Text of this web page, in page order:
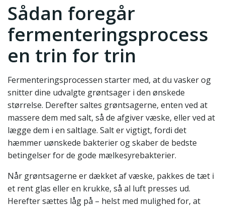
Sådan foregår
fermenteringsprocess
en trin for trin
Fermenteringsprocessen starter med, at du vasker og
snitter dine udvalgte grøntsager i den ønskede
størrelse. Derefter saltes grøntsagerne, enten ved at
massere dem med salt, så de afgiver væske, eller ved at
lægge dem i en saltlage. Salt er vigtigt, fordi det
hæmmer uønskede bakterier og skaber de bedste
betingelser for de gode mælkesyrebakterier.
Når grøntsagerne er dækket af væske, pakkes de tæt i
et rent glas eller en krukke, så al luft presses ud.
Herefter sættes låg på – helst med mulighed for, at